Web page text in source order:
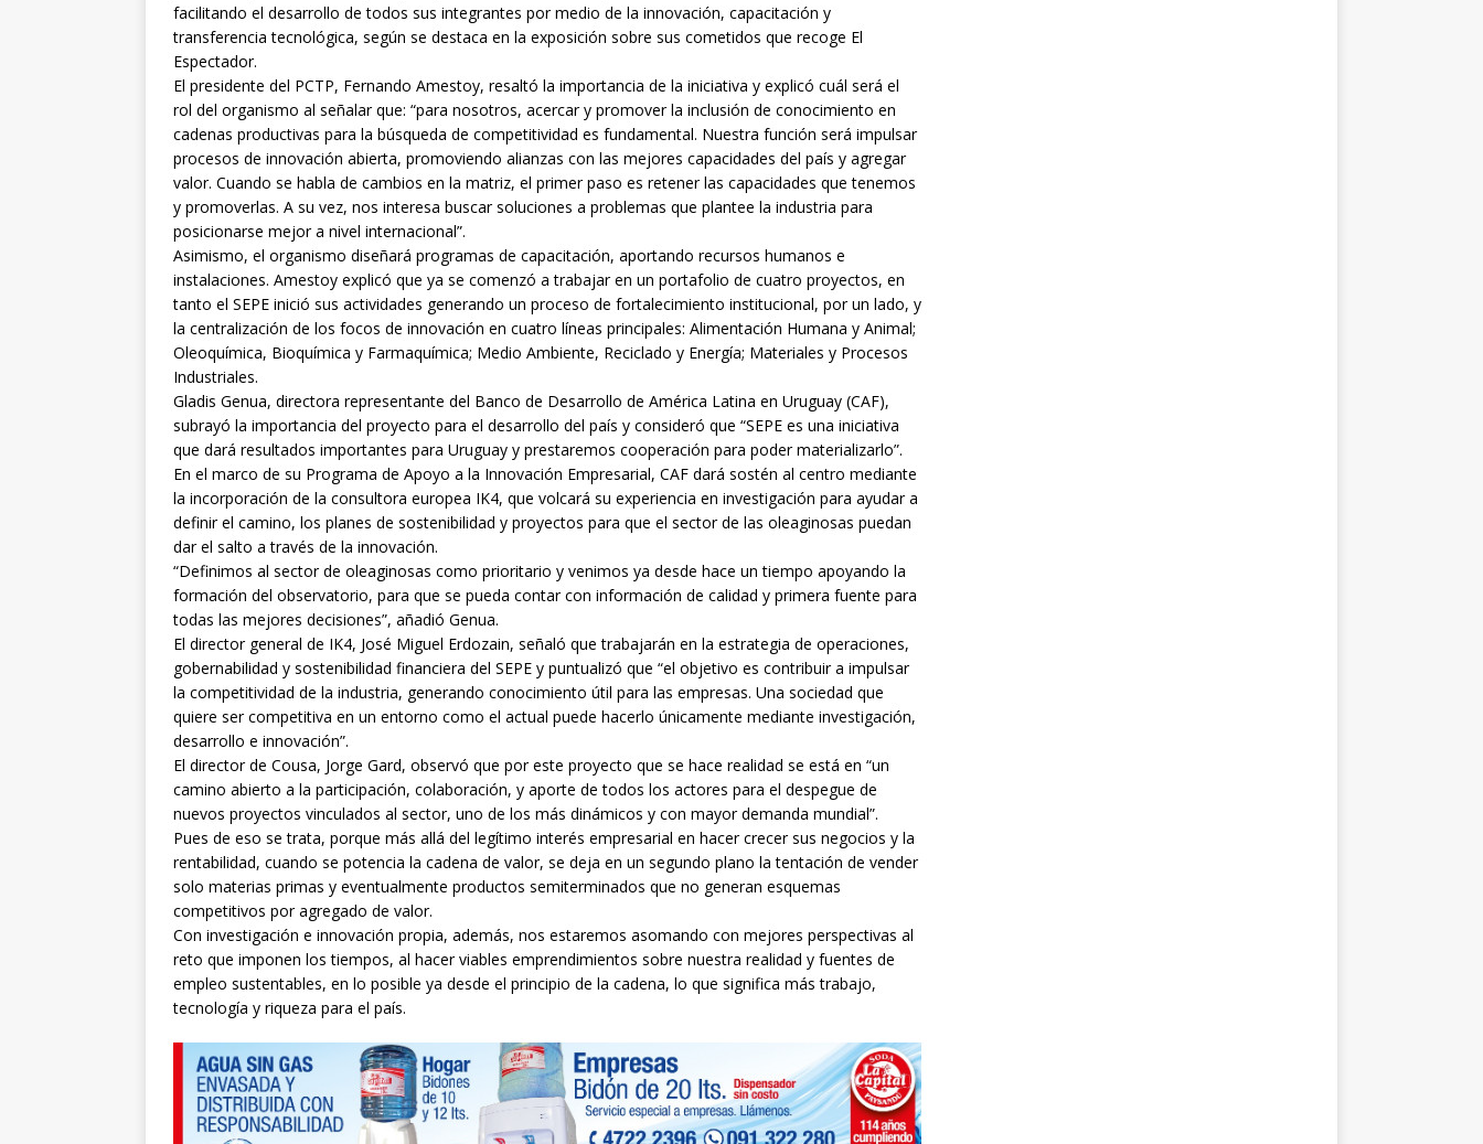
facilitando el desarrollo de todos sus integrantes por medio de la innovación, capacitación y
transferencia tecnológica, según se destaca en la exposición sobre sus cometidos que recoge El
Espectador.
El presidente del PCTP, Fernando Amestoy, resaltó la importancia de la iniciativa y explicó cuál será el
rol del organismo al señalar que: “para nosotros, acercar y promover la inclusión de conocimiento en
cadenas productivas para la búsqueda de competitividad es fundamental. Nuestra función será impulsar
procesos de innovación abierta, promoviendo alianzas con las mejores capacidades del país y agregar
valor. Cuando se habla de cambios en la matriz, el primer paso es retener las capacidades que tenemos
y promoverlas. A su vez, nos interesa buscar soluciones a problemas que plantee la industria para
posicionarse mejor a nivel internacional”.
Asimismo, el organismo diseñará programas de capacitación, aportando recursos humanos e
instalaciones. Amestoy explicó que ya se comenzó a trabajar en un portafolio de cuatro proyectos, en
tanto el SEPE inició sus actividades generando un proceso de fortalecimiento institucional, por un lado, y
la centralización de los focos de innovación en cuatro líneas principales: Alimentación Humana y Animal;
Oleoquímica, Bioquímica y Farmaquímica; Medio Ambiente, Reciclado y Energía; Materiales y Procesos
Industriales.
Gladis Genua, directora representante del Banco de Desarrollo de América Latina en Uruguay (CAF),
subrayó la importancia del proyecto para el desarrollo del país y consideró que “SEPE es una iniciativa
que dará resultados importantes para Uruguay y prestaremos cooperación para poder materializarlo”.
En el marco de su Programa de Apoyo a la Innovación Empresarial, CAF dará sostén al centro mediante
la incorporación de la consultora europea IK4, que volcará su experiencia en investigación para ayudar a
definir el camino, los planes de sostenibilidad y proyectos para que el sector de las oleaginosas puedan
dar el salto a través de la innovación.
“Definimos al sector de oleaginosas como prioritario y venimos ya desde hace un tiempo apoyando la
formación del observatorio, para que se pueda contar con información de calidad y primera fuente para
todas las mejores decisiones”, añadió Genua.
El director general de IK4, José Miguel Erdozain, señaló que trabajarán en la estrategia de operaciones,
gobernabilidad y sostenibilidad financiera del SEPE y puntualizó que “el objetivo es contribuir a impulsar
la competitividad de la industria, generando conocimiento útil para las empresas. Una sociedad que
quiere ser competitiva en un entorno como el actual puede hacerlo únicamente mediante investigación,
desarrollo e innovación”.
El director de Cousa, Jorge Gard, observó que por este proyecto que se hace realidad se está en “un
camino abierto a la participación, colaboración, y aporte de todos los actores para el despegue de
nuevos proyectos vinculados al sector, uno de los más dinámicos y con mayor demanda mundial”.
Pues de eso se trata, porque más allá del legítimo interés empresarial en hacer crecer sus negocios y la
rentabilidad, cuando se potencia la cadena de valor, se deja en un segundo plano la tentación de vender
solo materias primas y eventualmente productos semiterminados que no generan esquemas
competitivos por agregado de valor.
Con investigación e innovación propia, además, nos estaremos asomando con mejores perspectivas al
reto que imponen los tiempos, al hacer viables emprendimientos sobre nuestra realidad y fuentes de
empleo sustentables, en lo posible ya desde el principio de la cadena, lo que significa más trabajo,
tecnología y riqueza para el país.